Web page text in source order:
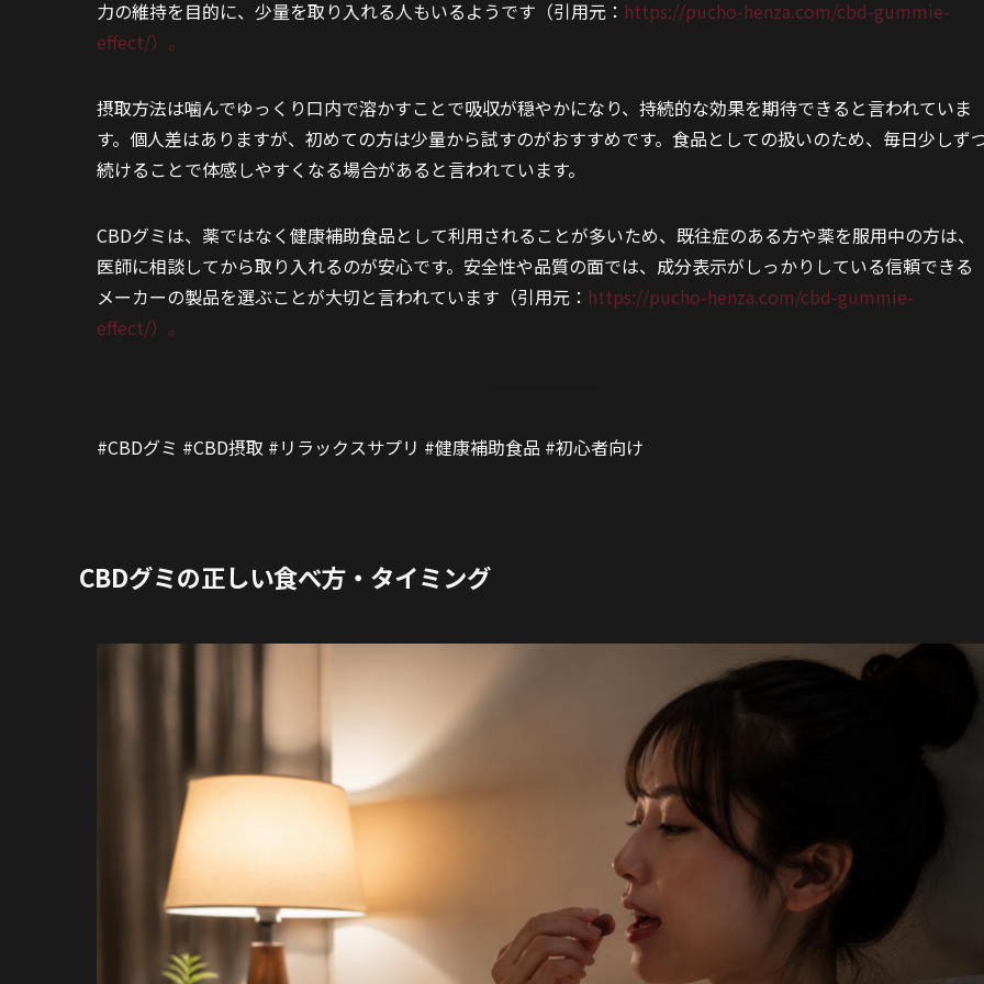
力の維持を目的に、少量を取り入れる人もいるようです（引用元： https://pucho-henza.com/cbd-gummie-
effect/）。
摂取方法は噛んでゆっくり口内で溶かすことで吸収が穏やかになり、持続的な効果を期待できると言われていま
す。個人差はありますが、初めての方は少量から試すのがおすすめです。食品としての扱いのため、毎日少しず
続けることで体感しやすくなる場合があると言われています。
CBDグミは、薬ではなく健康補助食品として利用されることが多いため、既往症のある方や薬を服用中の方は、
医師に相談してから取り入れるのが安心です。安全性や品質の面では、成分表示がしっかりしている信頼できる
メーカーの製品を選ぶことが大切と言われています（引用元： https://pucho-henza.com/cbd-gummie-
effect/）。
#CBDグミ #CBD摂取 #リラックスサプリ #健康補助食品 #初心者向け
CBDグミの正しい食べ方・タイミング